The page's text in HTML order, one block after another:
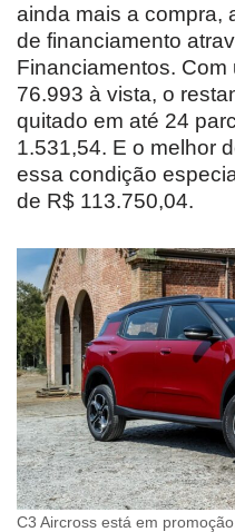
ainda mais a compra,
de financiamento
Financiamentos.
76.993 à vista, o
quitado em até 24
1.531,54. E o melhor
essa condição
de R$ 113.750,04.
C3 Aircross está em promoção.